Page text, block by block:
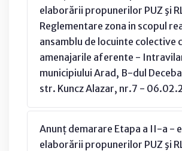
elaborării propunerilor PUZ şi
Reglementare zona in scopul
ansamblu de locuinte colective
amenajarile aferente -
municipiului Arad, B-dul
str. Kuncz Alazar, nr.7 -
Anunț demarare Etapa a II-a -
elaborării propunerilor PUZ şi